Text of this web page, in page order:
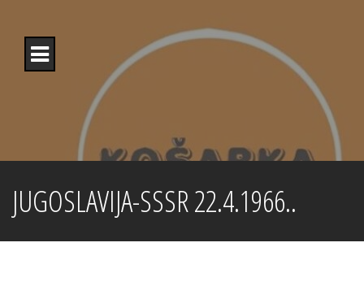
content
JUGOSLAVIJA-SSSR 22.4.1966..